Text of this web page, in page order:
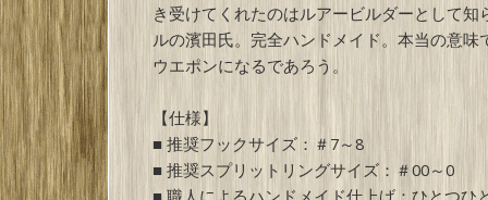
き受けてくれたのはルアービルダーとして知
ルの濱田氏。完全ハンドメイド。本当の意味
ウエポンになるであろう。
【仕様】
■ 推奨フックサイズ：＃7～8
■ 推奨スプリットリングサイズ：＃00～0
■ 職人によるハンドメイド仕上げ：ひとつひ